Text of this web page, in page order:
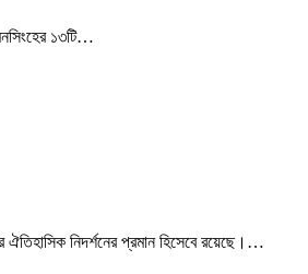
১৩টি…
নিদর্শনের প্রমান হিসেবে রয়েছে।…